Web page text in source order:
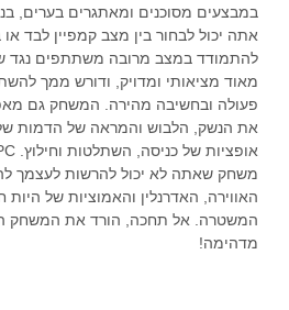
במבצעים מסוכנים ומאתגרים בערים,
אתה יכול לבחור בין מצב קמפיין לבד
להתמודד במצב מרובה משתתפים נגד
מאוד מציאותי ומדויק, ודורש ממך
פעולה ובחשיבה מהירה. המשחק גם
את הנשק, הלבוש והמראה של הדמות
משחק שאתה לא יכול להרשות לעצמך
האווירה, האדרנלין והאמוציות של
המשטרה. אל תחכה, הורד את המשחק
מדהימה!